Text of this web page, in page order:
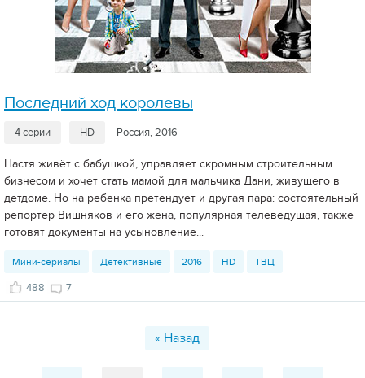
Последний ход королевы
4 серии HD Россия, 2016
Настя живёт с бабушкой, управляет скромным строительным
бизнесом и хочет стать мамой для мальчика Дани, живущего в
детдоме. Но на ребенка претендует и другая пара: состоятельный
репортер Вишняков и его жена, популярная телеведущая, также
готовят документы на усыновление...
Мини-сериалы Детективные 2016 HD ТВЦ
488 7
« Назад